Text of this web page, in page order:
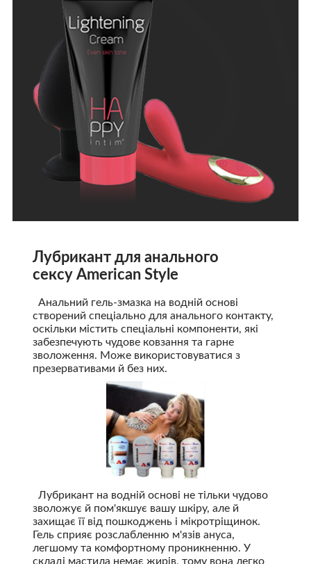
Лубрикант для анального
сексу American Style
Анальний гель-змазка на водній основі
створений спеціально для анального контакту,
оскільки містить спеціальні компоненти, які
забезпечують чудове ковзання та гарне
зволоження. Може використовуватися з
презервативами й без них.
Лубрикант на водній основі не тільки чудово
зволожує й пом'якшує вашу шкіру, але й
захищає її від пошкоджень і мікротріщинок.
Гель сприяє розслабленню м'язів ануса,
легшому та комфортному проникненню. У
складі мастила немає жирів, тому вона легко